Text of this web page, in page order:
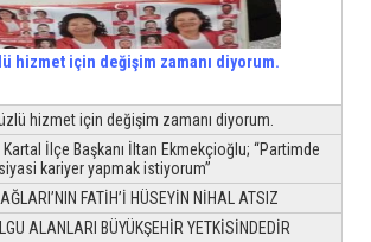
hizmet için değişim zamanı diyorum.
hizmet için değişim zamanı diyorum.
İlçe Başkanı İltan Ekmekçioğlu; “Partimde
siyasi kariyer yapmak istiyorum”
FATİH’İ HÜSEYİN NİHAL ATSIZ
ALANLARI BÜYÜKŞEHİR YETKİSİNDEDİR